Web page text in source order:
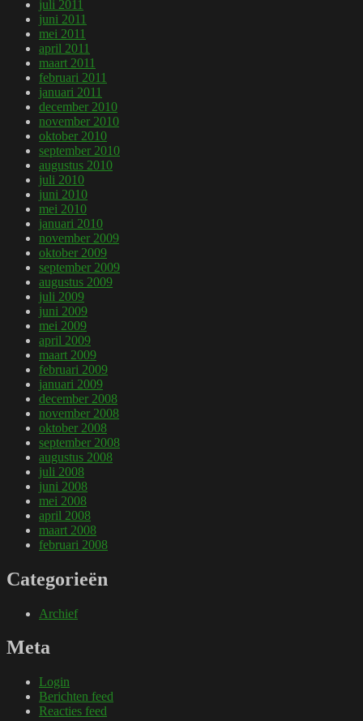
juli 2011
juni 2011
mei 2011
april 2011
maart 2011
februari 2011
januari 2011
december 2010
november 2010
oktober 2010
september 2010
augustus 2010
juli 2010
juni 2010
mei 2010
januari 2010
november 2009
oktober 2009
september 2009
augustus 2009
juli 2009
juni 2009
mei 2009
april 2009
maart 2009
februari 2009
januari 2009
december 2008
november 2008
oktober 2008
september 2008
augustus 2008
juli 2008
juni 2008
mei 2008
april 2008
maart 2008
februari 2008
Categorieën
Archief
Meta
Login
Berichten feed
Reacties feed